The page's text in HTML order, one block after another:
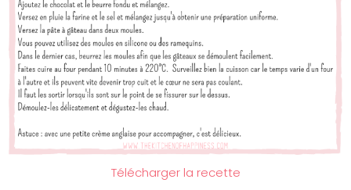
Télécharger la recette